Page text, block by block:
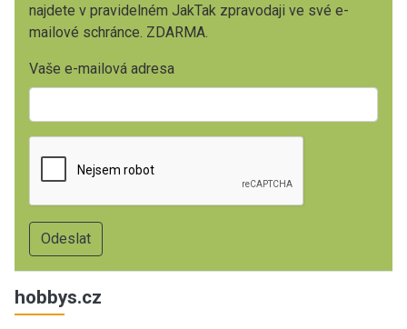
najdete v pravidelném JakTak zpravodaji ve své e-
mailové schránce. ZDARMA.
Vaše e-mailová adresa
hobbys.cz